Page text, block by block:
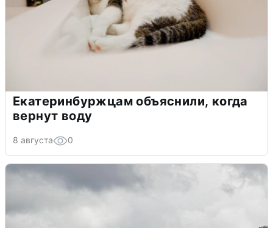
Екатеринбуржцам объяснили, когда
вернут воду
8 августа 0